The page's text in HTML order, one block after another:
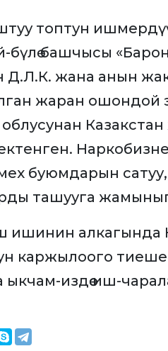
топтун
бүлө башчысы
Д.Л.К. жана анын
жаран ошондой эле
мех буюмдарын
ташууга
ишинин алкагында
каржылоого
издөө иш-